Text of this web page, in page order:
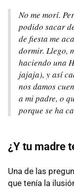
No me morí.
podido sacar
de fiesta me
dormir. Llego,
haciendo una
jajaja), y así
nos damos
a mi padre, o
porque se ha
¿Y tu madre
Una de las
que tenía la